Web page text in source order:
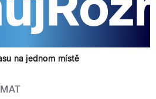
na jednom místě